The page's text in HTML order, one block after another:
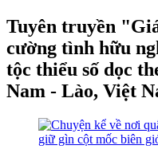
Tuyên truyền
cường tình hữu
tộc thiểu số dọc
Nam - Lào, Việt